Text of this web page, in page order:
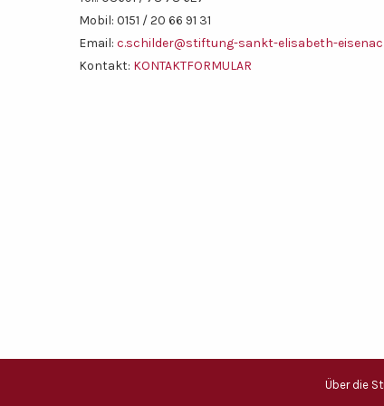
Tel.: 03691 / 78 78 627
Mobil: 0151 / 20 66 91 31
Email:c.schilder@stiftung-sankt-elisabeth-